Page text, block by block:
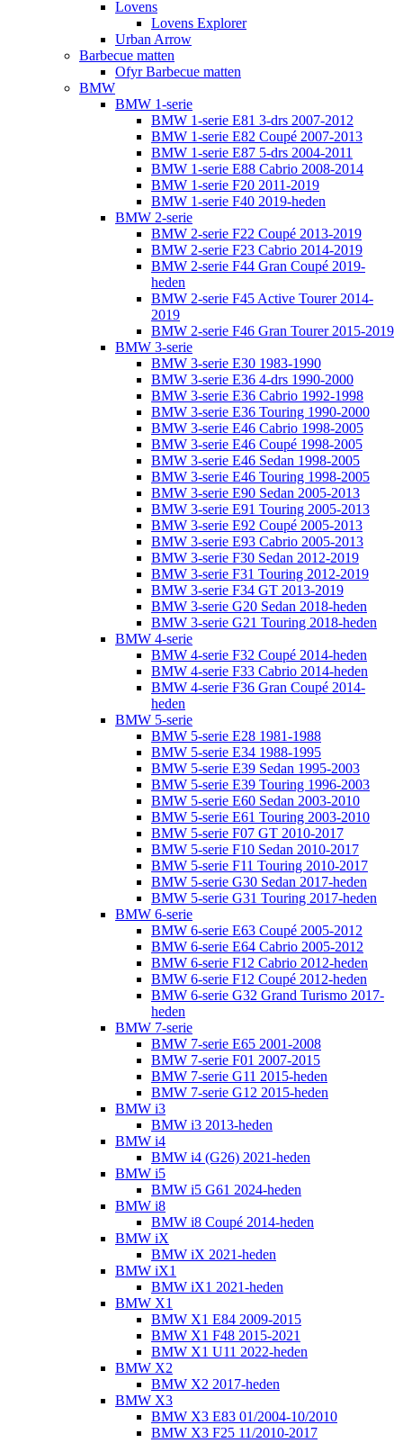
Lovens
Lovens Explorer
Urban Arrow
Barbecue matten
Ofyr Barbecue matten
BMW
BMW 1-serie
BMW 1-serie E81 3-drs 2007-2012
BMW 1-serie E82 Coupé 2007-2013
BMW 1-serie E87 5-drs 2004-2011
BMW 1-serie E88 Cabrio 2008-2014
BMW 1-serie F20 2011-2019
BMW 1-serie F40 2019-heden
BMW 2-serie
BMW 2-serie F22 Coupé 2013-2019
BMW 2-serie F23 Cabrio 2014-2019
BMW 2-serie F44 Gran Coupé 2019-
heden
BMW 2-serie F45 Active Tourer 2014-
2019
BMW 2-serie F46 Gran Tourer 2015-2019
BMW 3-serie
BMW 3-serie E30 1983-1990
BMW 3-serie E36 4-drs 1990-2000
BMW 3-serie E36 Cabrio 1992-1998
BMW 3-serie E36 Touring 1990-2000
BMW 3-serie E46 Cabrio 1998-2005
BMW 3-serie E46 Coupé 1998-2005
BMW 3-serie E46 Sedan 1998-2005
BMW 3-serie E46 Touring 1998-2005
BMW 3-serie E90 Sedan 2005-2013
BMW 3-serie E91 Touring 2005-2013
BMW 3-serie E92 Coupé 2005-2013
BMW 3-serie E93 Cabrio 2005-2013
BMW 3-serie F30 Sedan 2012-2019
BMW 3-serie F31 Touring 2012-2019
BMW 3-serie F34 GT 2013-2019
BMW 3-serie G20 Sedan 2018-heden
BMW 3-serie G21 Touring 2018-heden
BMW 4-serie
BMW 4-serie F32 Coupé 2014-heden
BMW 4-serie F33 Cabrio 2014-heden
BMW 4-serie F36 Gran Coupé 2014-
heden
BMW 5-serie
BMW 5-serie E28 1981-1988
BMW 5-serie E34 1988-1995
BMW 5-serie E39 Sedan 1995-2003
BMW 5-serie E39 Touring 1996-2003
BMW 5-serie E60 Sedan 2003-2010
BMW 5-serie E61 Touring 2003-2010
BMW 5-serie F07 GT 2010-2017
BMW 5-serie F10 Sedan 2010-2017
BMW 5-serie F11 Touring 2010-2017
BMW 5-serie G30 Sedan 2017-heden
BMW 5-serie G31 Touring 2017-heden
BMW 6-serie
BMW 6-serie E63 Coupé 2005-2012
BMW 6-serie E64 Cabrio 2005-2012
BMW 6-serie F12 Cabrio 2012-heden
BMW 6-serie F12 Coupé 2012-heden
BMW 6-serie G32 Grand Turismo 2017-
heden
BMW 7-serie
BMW 7-serie E65 2001-2008
BMW 7-serie F01 2007-2015
BMW 7-serie G11 2015-heden
BMW 7-serie G12 2015-heden
BMW i3
BMW i3 2013-heden
BMW i4
BMW i4 (G26) 2021-heden
BMW i5
BMW i5 G61 2024-heden
BMW i8
BMW i8 Coupé 2014-heden
BMW iX
BMW iX 2021-heden
BMW iX1
BMW iX1 2021-heden
BMW X1
BMW X1 E84 2009-2015
BMW X1 F48 2015-2021
BMW X1 U11 2022-heden
BMW X2
BMW X2 2017-heden
BMW X3
BMW X3 E83 01/2004-10/2010
BMW X3 F25 11/2010-2017